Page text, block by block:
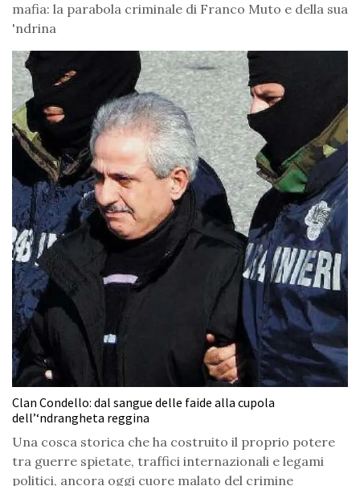
mafia: la parabola criminale di Franco Muto e della sua
'ndrina
Clan Condello: dal sangue delle faide alla cupola
dell’‘ndrangheta reggina
Una cosca storica che ha costruito il proprio potere
tra guerre spietate, traffici internazionali e legami
politici, ancora oggi cuore malato del crimine